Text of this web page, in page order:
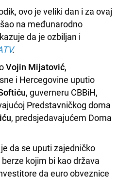
ovo je veliki dan i za ovaj
na međunarodno
da je ozbiljan i
.
Vojin Mijatović,
i Hercegovine uputio
, guverneru CBBiH,
Predstavničkog doma
, predsjedavajućem Doma
da se uputi zajedničko
kojim bi kao država
da euro obveznice